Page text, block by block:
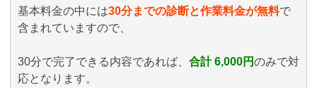
基本料金の中には30分までの診断と作業料金が無料で
含まれていますので、
30分で完了できる内容であれば、 合計 6,000円のみで対
応となります。